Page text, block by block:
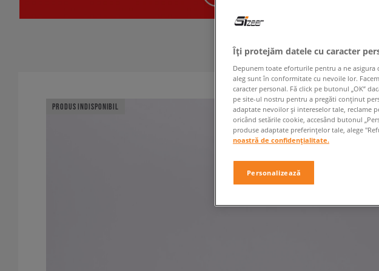
PRODUS INDISPONIBIL
Îți protejăm datele cu caracter
Depunem toate eforturile pentru a ne
aleg sunt în conformitate cu nevoile lor.
caracter personal. Fă click pe butonul „OK”
pe site-ul nostru pentru a pregăti conținut
adaptate nevoilor și intereselor tale, reclame
oricând setările cookie, accesând butonul
produse adaptate preferințelor tale, alege
noastră de confidențialitate.
Personalizează